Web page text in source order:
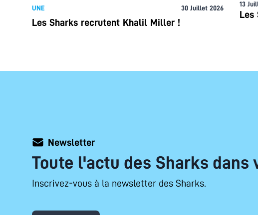
UNE 30 Juillet 2026
Les Sharks recrutent Khalil Miller !
13
Les
Newsletter
Toute l'actu des Sharks dans
Inscrivez-vous à la newsletter des Sharks.